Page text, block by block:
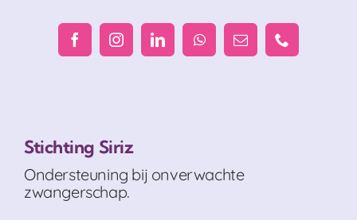
Stichting Siriz
Ondersteuning bij onverwachte
zwangerschap.